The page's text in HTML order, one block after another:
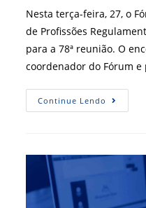
post:
Nesta terça-feira, 27, o
de Profissões
para a 78ª reunião. O
coordenador do Fórum
Continue Lendo
Do
A